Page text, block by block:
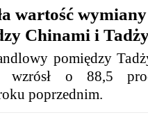
wartość
Chinami i
pomiędzy
wzrósł o 88,5
poprzednim.